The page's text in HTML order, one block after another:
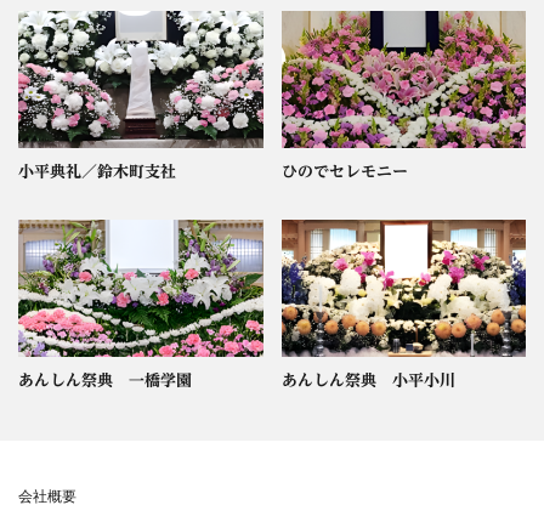
小平典礼／鈴木町支社 ひのでセレモニー
あんしん祭典 一橋学園 あんしん祭典 小平小川
会社概要